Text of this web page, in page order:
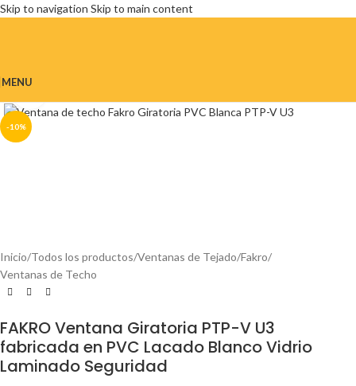
Skip to navigation Skip to main content
MENU
-10%
Inicio/Todos los productos/Ventanas de Tejado/Fakro/
Ventanas de Techo
FAKRO Ventana Giratoria PTP-V U3
fabricada en PVC Lacado Blanco Vidrio
Laminado Seguridad